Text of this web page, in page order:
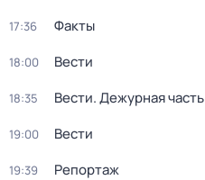
17:36 Факты
18:00 Вести
18:35 Вести. Дежурная часть
19:00 Вести
19:39 Репортаж